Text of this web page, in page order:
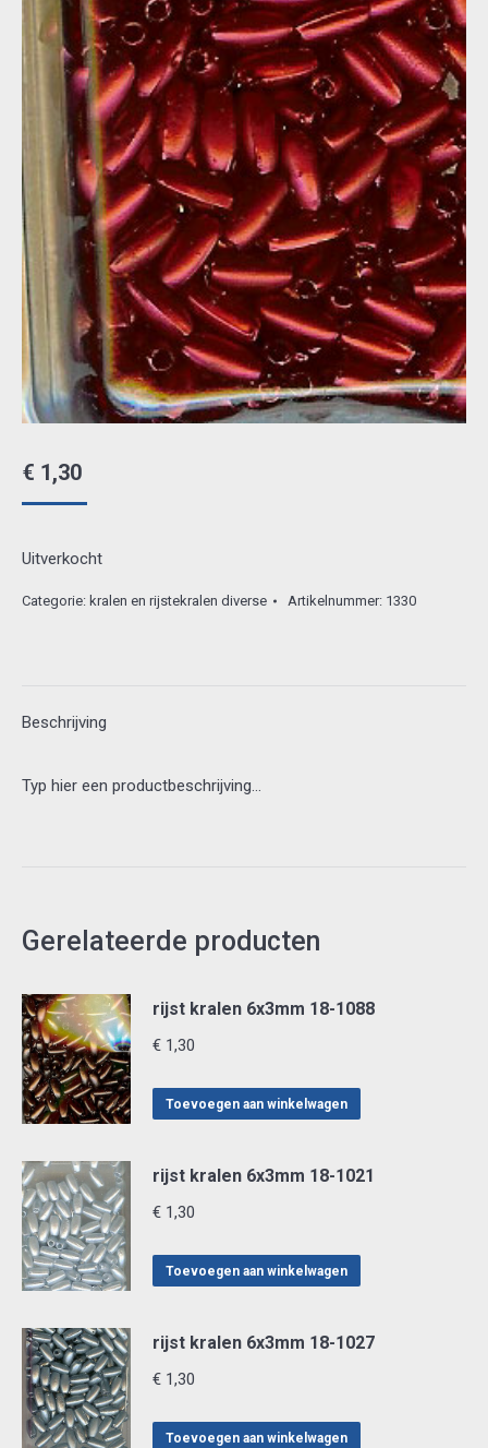
€ 1,30
Uitverkocht
Categorie: kralen en rijstekralen diverse Artikelnummer: 1330
Beschrijving
Typ hier een productbeschrijving…
Gerelateerde producten
rijst kralen 6x3mm 18-1088
€ 1,30
Toevoegen aan winkelwagen
rijst kralen 6x3mm 18-1021
€ 1,30
Toevoegen aan winkelwagen
rijst kralen 6x3mm 18-1027
€ 1,30
Toevoegen aan winkelwagen